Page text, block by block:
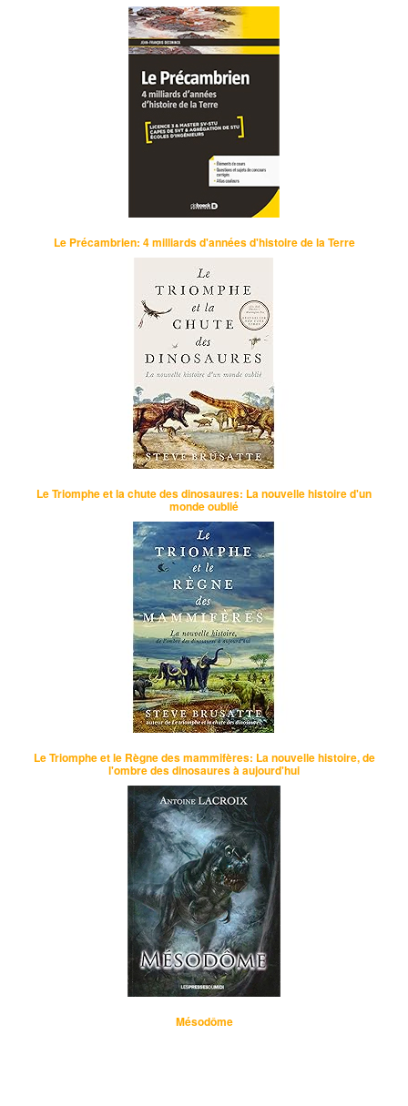
Le Précambrien: 4 milliards d'années d'histoire de la Terre
Le Triomphe et la chute des dinosaures: La nouvelle histoire d'un
monde oublié
Le Triomphe et le Règne des mammifères: La nouvelle histoire, de
l'ombre des dinosaures à aujourd'hui
Mésodôme